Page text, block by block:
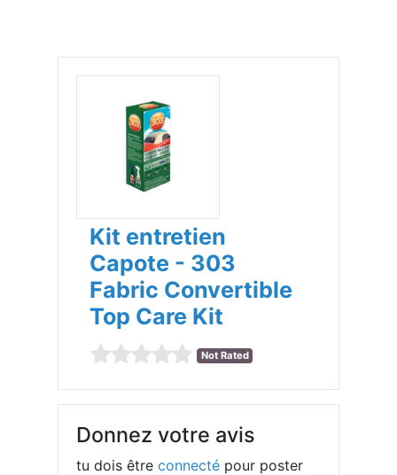
Kit entretien
Capote - 303
Fabric Convertible
Top Care Kit
Not Rated
Donnez votre avis
tu dois êtreconnecté pour poster